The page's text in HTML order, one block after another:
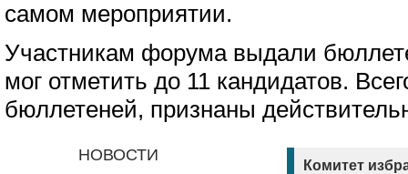
самом мероприятии.
Участникам форума выдали
мог отметить до 11 кандидатов.
бюллетеней, признаны
НОВОСТИ
Комитет